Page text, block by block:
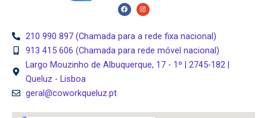
F
a
c
o
k
I
n
s
g
a
210 990 897 (Chamada para a rede fixa nacional)
913 415 606 (Chamada para rede móvel nacional)
Largo Mouzinho de Albuquerque, 17 - 1º | 2745-182 |
Queluz - Lisboa
geral@coworkqueluz.pt